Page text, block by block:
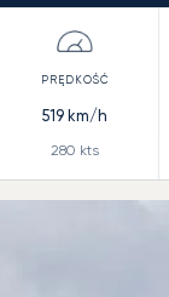
519 km/h
280 kts